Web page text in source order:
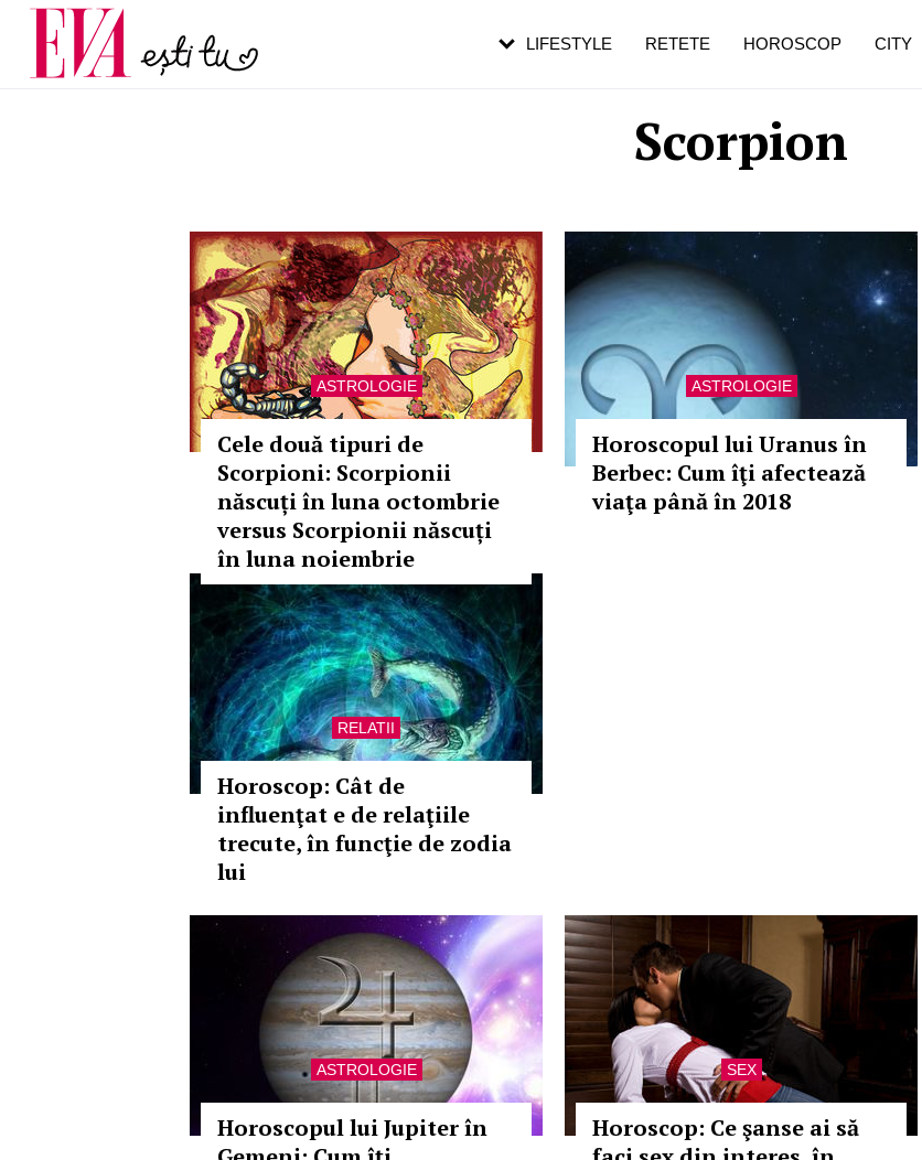
Scorpion
ASTROLOGIE
Cele două tipuri de
Scorpioni: Scorpionii
născuți în luna octombrie
versus Scorpionii născuți
în luna noiembrie
ASTROLOGIE
Horoscopul lui Uranus în
Berbec: Cum îţi afectează
viaţa până în 2018
RELATII
Horoscop: Cât de
influenţat e de relaţiile
trecute, în funcţie de zodia
lui
ASTROLOGIE
Horoscopul lui Jupiter în
SEX
Horoscop: Ce şanse ai să
LIFESTYLE RETETE HOROSCOP CITY
Carieră
Actualitate
pe măsură ce înaintezi în vârstă